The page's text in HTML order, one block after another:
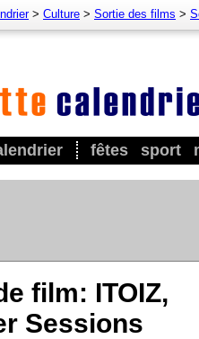
fêtes sport
> Culture > Sortie des films >
film: ITOIZ,
Sessions